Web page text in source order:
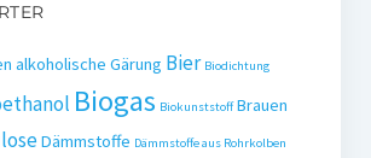
alkoholische Gärung Bier Biodichtung
Biogas Biokunststoff Brauen
Dämmstoffe Dämmstoffe aus Rohrkolben